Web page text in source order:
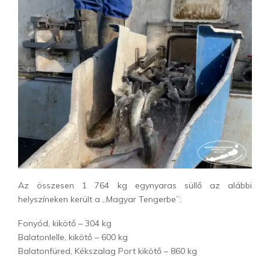
Az összesen 1 764 kg egynyaras süllő az alábbi
helyszíneken került a „Magyar Tengerbe”:
Fonyód, kikötő – 304 kg
Balatonlelle, kikötő – 600 kg
Balatonfüred, Kékszalag Port kikötő – 860 kg